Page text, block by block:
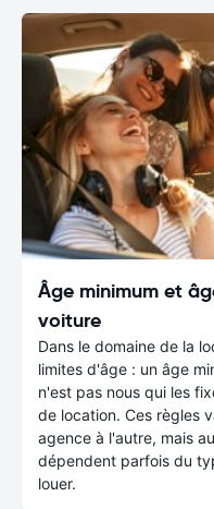
Âge minimum et
voiture
Dans le domaine de la
limites d'âge : un âge
n'est pas nous qui les
de location. Ces règles
agence à l'autre, mais
dépendent parfois du
louer.